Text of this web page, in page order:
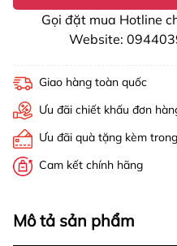
Gọi đặt mua Hotline
Website:
Giao hàng toàn quốc
Ưu đãi chiết khấu đơn
Ưu đãi quà tặng kèm
Cam kết chính hãng
Mô tả sản phẩm